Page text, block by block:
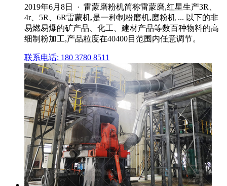
2019年6月8日 · 雷蒙磨粉机简称雷蒙磨,红星生产3R、
4r、5R、6R雷蒙机,是一种制粉磨机,磨粉机 ... 以下的非
易燃易爆的矿产品、化工、建材产品等数百种物料的高
细制粉加工,产品粒度在40400目范围内任意调节。
联系电话: 180 3780 8511